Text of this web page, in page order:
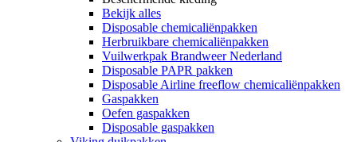
Bekijk alles
Disposable chemicaliënpakken
Herbruikbare chemicaliënpakken
Vuilwerkpak Brandweer Nederland
Disposable PAPR pakken
Disposable Airline freeflow chemicaliënpakken
Gaspakken
Oefen gaspakken
Disposable gaspakken